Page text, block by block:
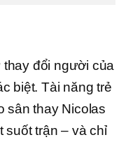
đổi người của
biệt. Tài năng trẻ
sân thay Nicolas
trận – và chỉ